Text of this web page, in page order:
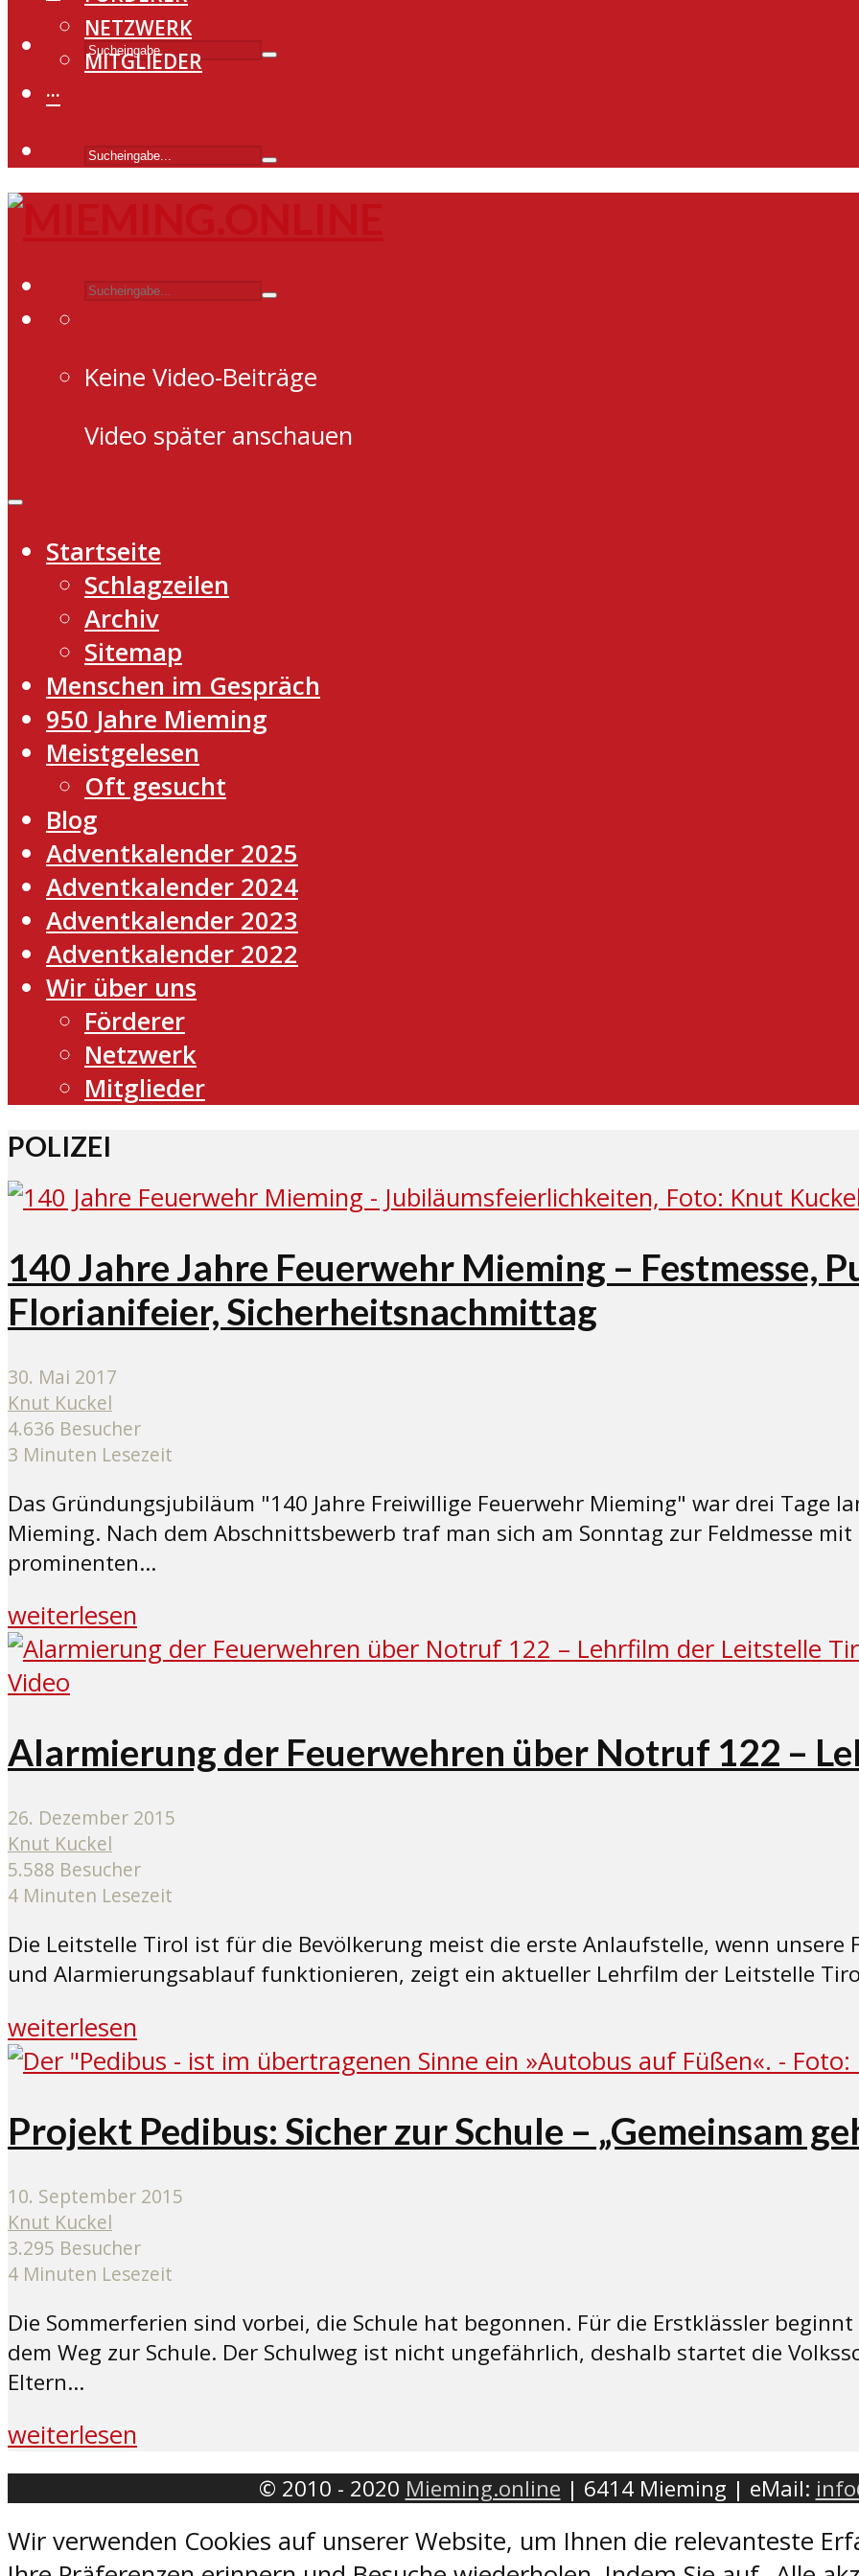
NETZWERK
MITGLIEDER
···
Keine Video-Beiträge
Video später anschauen
Startseite
Schlagzeilen
Archiv
Sitemap
Menschen im Gespräch
950 Jahre Mieming
Meistgelesen
Oft gesucht
Blog
Adventkalender 2025
Adventkalender 2024
Adventkalender 2023
Adventkalender 2022
Wir über uns
Förderer
Netzwerk
Mitglieder
POLIZEI
140 Jahre Jahre Feuerwehr Mieming – Festmesse,
Florianifeier, Sicherheitsnachmittag
30. Mai 2017
Knut Kuckel
4.636 Besucher
3 Minuten Lesezeit
Das Gründungsjubiläum "140 Jahre Freiwillige Feuerwehr Mieming" war drei Tage
Mieming. Nach dem Abschnittsbewerb traf man sich am Sonntag zur Feldmesse
prominenten...
weiterlesen
Video
Alarmierung der Feuerwehren über Notruf 122 –
26. Dezember 2015
Knut Kuckel
5.588 Besucher
4 Minuten Lesezeit
Die Leitstelle Tirol ist für die Bevölkerung meist die erste Anlaufstelle, wenn
und Alarmierungsablauf funktionieren, zeigt ein aktueller Lehrfilm der Leitstelle
weiterlesen
Projekt Pedibus: Sicher zur Schule – „Gemeinsam
10. September 2015
Knut Kuckel
3.295 Besucher
4 Minuten Lesezeit
Die Sommerferien sind vorbei, die Schule hat begonnen. Für die Erstklässler
dem Weg zur Schule. Der Schulweg ist nicht ungefährlich, deshalb startet die
Eltern...
weiterlesen
© 2010 - 2020 Mieming.online | 6414 Mieming | eMail:
Wir verwenden Cookies auf unserer Website, um Ihnen die relevanteste